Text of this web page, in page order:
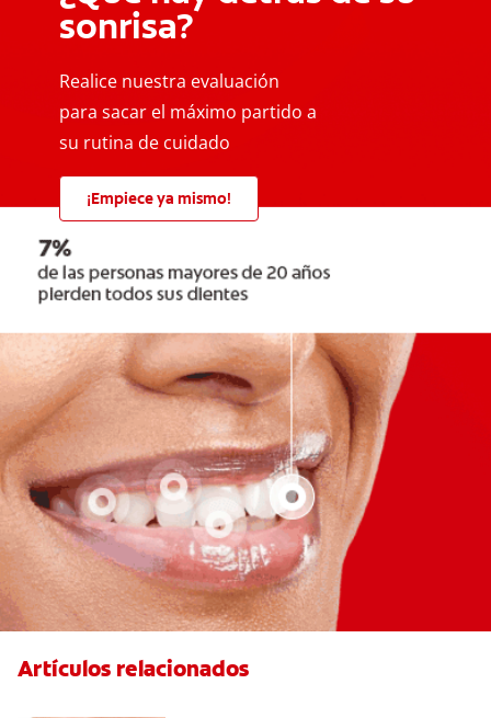
sonrisa?
Realice nuestra evaluación
para sacar el máximo partido a
su rutina de cuidado
¡Empiece ya mismo!
Artículos relacionados